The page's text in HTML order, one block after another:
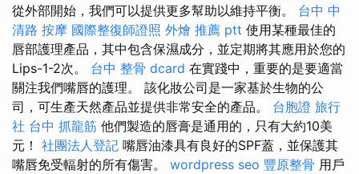
從外部開始，我們可以提供更多幫助以維持平衡。 台中 中
清路 按摩 國際整復師證照 外燴 推薦 ptt 使用某種最佳的
唇部護理產品，其中包含保濕成分，並定期將其應用於您的
Lips-1-2次。 台中 整骨 dcard 在實踐中，重要的是要適當
關注我們嘴唇的護理。 該化妝公司是一家基於生物的公
司，可生產天然產品並提供非常安全的產品。 台胞證 旅行
社 台中 抓龍筋 他們製造的唇膏是通用的，只有大約10美
元！ 社團法人登記 嘴唇油漆具有良好的SPF蓋，並保護其
嘴唇免受輻射的所有傷害。 wordpress seo 豐原整骨 用戶